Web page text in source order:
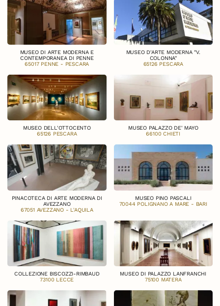
MUSEO DI ARTE MODERNA E
CONTEMPORANEA DI PENNE
65017 PENNE - PESCARA
MUSEO D'ARTE MODERNA "V.
COLONNA"
65126 PESCARA
MUSEO DELL'OTTOCENTO
65126 PESCARA
MUSEO PALAZZO DE' MAYO
66100 CHIETI
PINACOTECA DI ARTE MODERNA DI
AVEZZANO
67051 AVEZZANO - L'AQUILA
MUSEO PINO PASCALI
70044 POLIGNANO A MARE - BARI
COLLEZIONE BISCOZZI-RIMBAUD
73100 LECCE
MUSEO DI PALAZZO LANFRANCHI
75100 MATERA